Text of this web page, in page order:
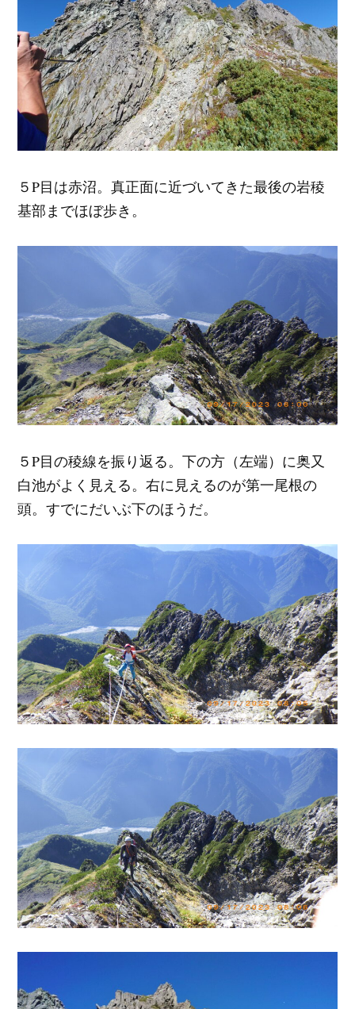
５P目は赤沼。真正面に近づいてきた最後の岩稜
基部までほぼ歩き。
５P目の稜線を振り返る。下の方（左端）に奥又
白池がよく見える。右に見えるのが第一尾根の
頭。すでにだいぶ下のほうだ。